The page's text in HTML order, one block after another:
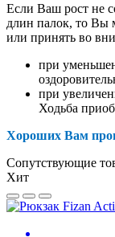
Если Ваш рост не
длин палок, то Вы
или принять во
при
при
Ходьба
Хороших Вам
Сопутствующие
Хит